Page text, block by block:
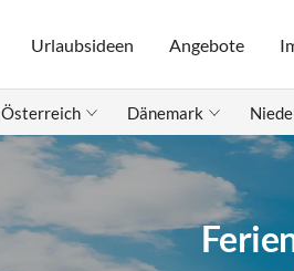
Urlaubsideen Angebote
Österreich Dänemark